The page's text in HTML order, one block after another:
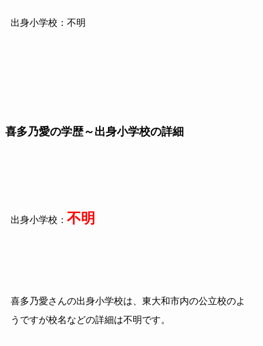
出身小学校：不明
喜多乃愛の学歴～出身小学校の詳細
出身小学校： 不明
喜多乃愛さんの出身小学校は、東大和市内の公立校のよ
うですが校名などの詳細は不明です。